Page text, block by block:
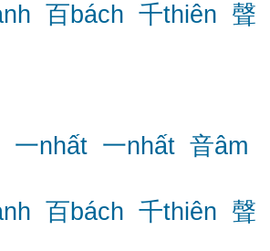
百bách 千thiên 聲
一nhất 一nhất 音âm
百bách 千thiên 聲